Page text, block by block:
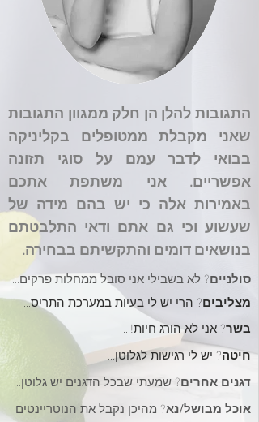
התגובות להלן הן חלק ממגוון התגובות
שאני מקבלת ממטופלים בקליניקה
בבואי לדבר עמם על סוגי תזונה
אפשריים. אני משתפת אתכם
באמירות אלה כי יש בהם מידה של
שעשוע וכי גם אתם ודאי התלבטתם
בנושאים דומים והתקשיתם בבחירה.
סולניים? לא בשבילי אני סובלממחלות פרקים...
מצליבים? הרי יש לי בעיות במערכת התריס...
בשר? אני לא הורג חיות!...
חיטה? יש לי רגישות לגלוטן...
דגנים אחרים? שמעתי שבכל הדגנים יש גלוטן...
אוכלמבושל/נא? מהיכן נקבל את הנוטריינטים